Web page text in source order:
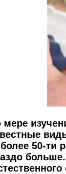
мере
более 50-ти